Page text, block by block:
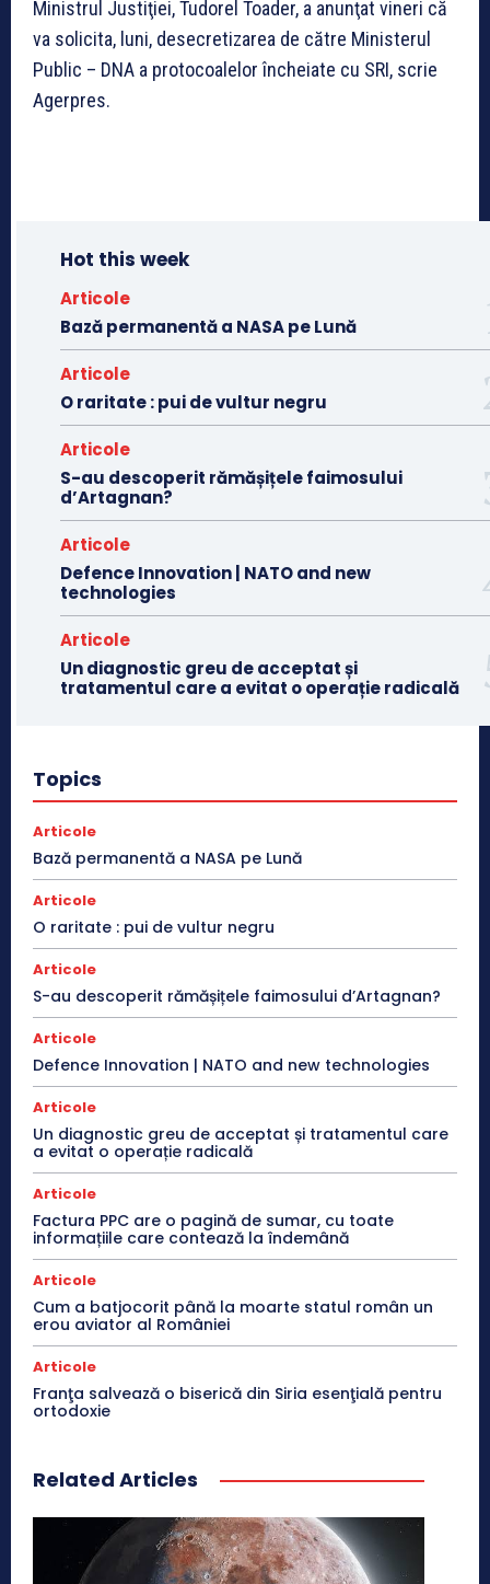
Ministrul Justiţiei, Tudorel Toader, a anunţat vineri că
va solicita, luni, desecretizarea de către Ministerul
Public – DNA a protocoalelor încheiate cu SRI, scrie
Agerpres.
Hot this week
Articole
Bază permanentă a NASA pe Lună
Articole
O raritate : pui de vultur negru
Articole
S-au descoperit rămășițele faimosului
d’Artagnan?
Articole
Defence Innovation | NATO and new
technologies
Articole
Un diagnostic greu de acceptat și
tratamentul care a evitat o operație radicală
Topics
Articole
Bază permanentă a NASA pe Lună
Articole
O raritate : pui de vultur negru
Articole
S-au descoperit rămășițele faimosului d’Artagnan?
Articole
Defence Innovation | NATO and new technologies
Articole
Un diagnostic greu de acceptat și tratamentul care
a evitat o operație radicală
Articole
Factura PPC are o pagină de sumar, cu toate
informațiile care contează la îndemână
Articole
Cum a batjocorit până la moarte statul român un
erou aviator al României
Articole
Franţa salvează o biserică din Siria esenţială pentru
ortodoxie
Related Articles